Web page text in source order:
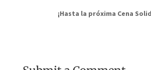
¡Hasta la próxima Cena